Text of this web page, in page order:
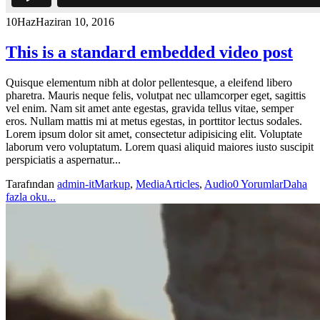
10HazHaziran 10, 2016
This is a standard embedded video post
Quisque elementum nibh at dolor pellentesque, a eleifend libero
pharetra. Mauris neque felis, volutpat nec ullamcorper eget, sagittis
vel enim. Nam sit amet ante egestas, gravida tellus vitae, semper
eros. Nullam mattis mi at metus egestas, in porttitor lectus sodales.
Lorem ipsum dolor sit amet, consectetur adipisicing elit. Voluptate
laborum vero voluptatum. Lorem quasi aliquid maiores iusto suscipit
perspiciatis a aspernatur...
Tarafından admin-itMarkup, MediaArticles, Audio0 YorumlarDaha
fazla oku...